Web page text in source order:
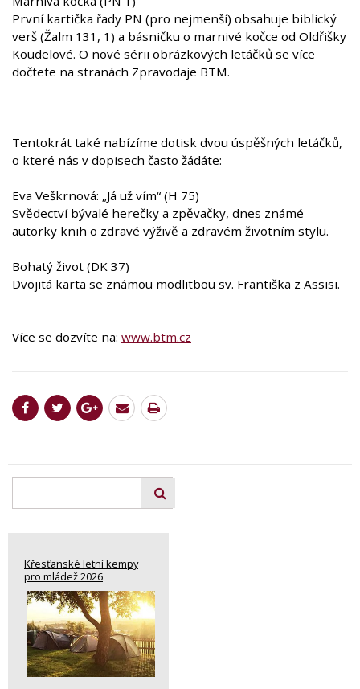
První kartička řady PN (pro nejmenší) obsahuje biblický
verš (Žalm 131, 1) a básničku o marnivé kočce od Oldřišky
Koudelové. O nové sérii obrázkových letáčků se více
dočtete na stranách Zpravodaje BTM.
Tentokrát také nabízíme dotisk dvou úspěšných letáčků,
o které nás v dopisech často žádáte:
Eva Veškrnová: „Já už vím“ (H 75)
Svědectví bývalé herečky a zpěvačky, dnes známé
autorky knih o zdravé výživě a zdravém životním stylu.
Bohatý život (DK 37)
Dvojitá karta se známou modlitbou sv. Františka z Assisi.
Více se dozvíte na: www.btm.cz
Křesťanské letní kempy
pro mládež 2026